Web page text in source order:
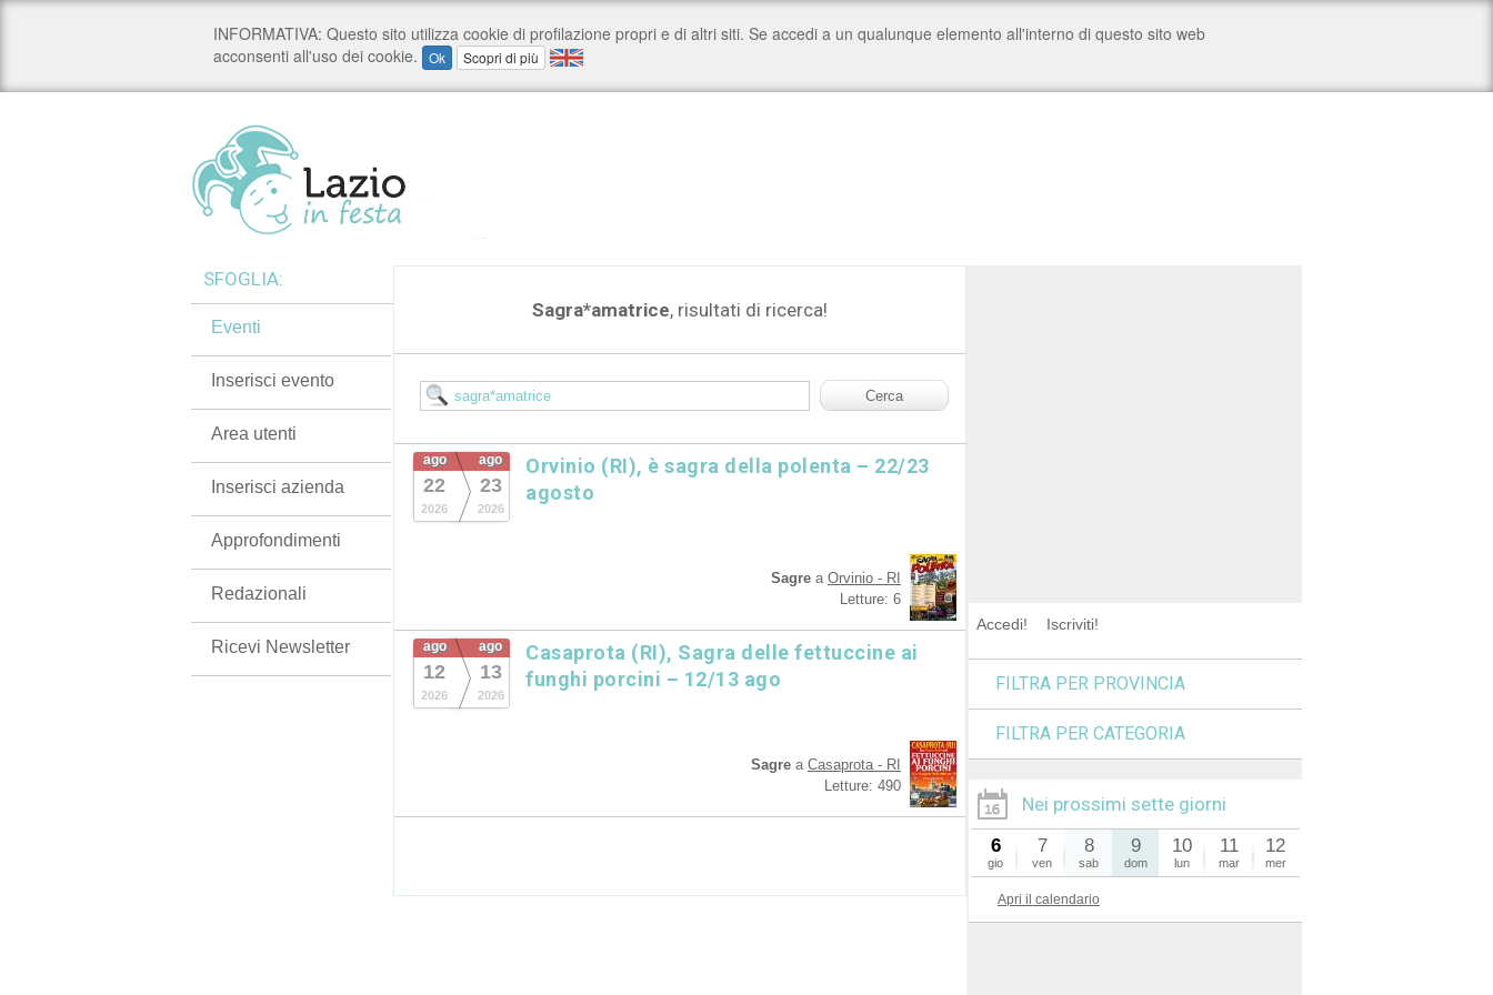
Sagra*amatrice, risultati di ricerca!
ago
22
2026
ago
23
2026
Orvinio (RI), è sagra della polenta – 22/23
agosto
Sagre a Orvinio - RI
Letture: 6
ago
12
2026
ago
13
2026
Casaprota (RI), Sagra delle fettuccine ai
funghi porcini – 12/13 ago
Sagre a Casaprota - RI
Letture: 490
SFOGLIA:
Eventi
Inserisci evento
Area utenti
Inserisci azienda
Approfondimenti
Redazionali
Ricevi Newsletter
Accedi! Iscriviti!
FILTRA PER PROVINCIA
FILTRA PER CATEGORIA
Nei prossimi sette giorni
6
gio
7
ven
8
sab
9
dom
10
lun
11
mar
12
mer
Apri il calendario